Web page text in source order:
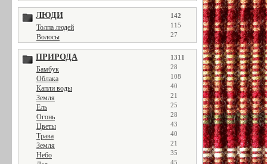
ЛЮДИ 142
Толпа людей 115
Волосы 27
ПРИРОДА 1311
Бамбук 28
Облака 108
Капли воды 40
Земля 21
Ель 25
Огонь 28
Цветы 43
Трава 40
Земля 21
Небо 35
45